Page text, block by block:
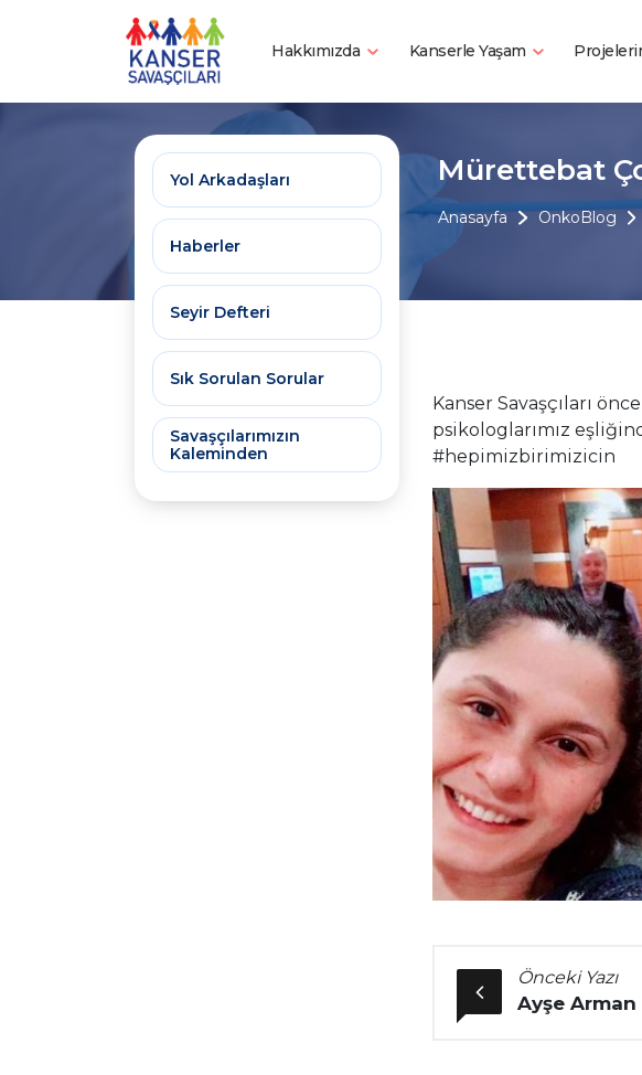
Hakkımızda Kanserle Yaşam
Mürettebat
Anasayfa OnkoBlog
Yol Arkadaşları
Haberler
Seyir Defteri
Sık Sorulan Sorular
Savaşçılarımızın
Kaleminden
Kanser Savaşçıları
psikologlarımız
#hepimizbirimizicin
Önceki Yazı
Ayşe